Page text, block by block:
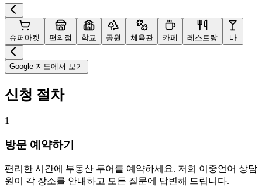
슈퍼마켓 편의점 학교 공원 체육관 카페 레스토랑 바
Google 지도에서 보기
신청 절차
1
방문 예약하기
편리한 시간에 부동산 투어를 예약하세요. 저희 이중언어 상담
원이 각 장소를 안내하고 모든 질문에 답변해 드립니다.